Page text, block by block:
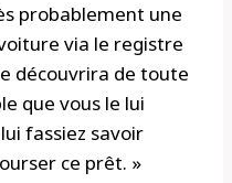
probablement une
via le registre
découvrira de toute
que vous le lui
fassiez savoir
ce prêt. »